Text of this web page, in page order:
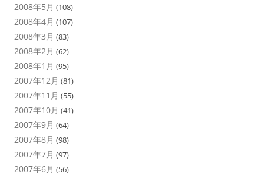
2008年5月 (108)
2008年4月 (107)
2008年3月 (83)
2008年2月 (62)
2008年1月 (95)
2007年12月 (81)
2007年11月 (55)
2007年10月 (41)
2007年9月 (64)
2007年8月 (98)
2007年7月 (97)
2007年6月 (56)